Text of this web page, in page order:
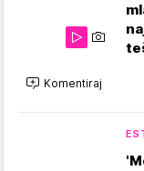
Komentiraj